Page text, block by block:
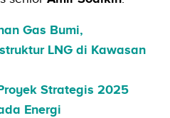
Gas Bumi,
LNG di Kawasan
Strategis 2025
Energi